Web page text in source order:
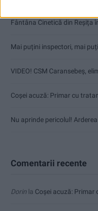
Fântâna Cinetică din Reșița
Mai puțini inspectori, mai
VIDEO! CSM Caransebeș,
Coșei acuză: Primar cu
Nu aprinde pericolul!
Comentarii recente
Dorin la Coșei acuză: